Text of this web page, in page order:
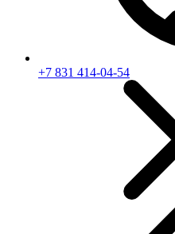
+7 831 414-04-54